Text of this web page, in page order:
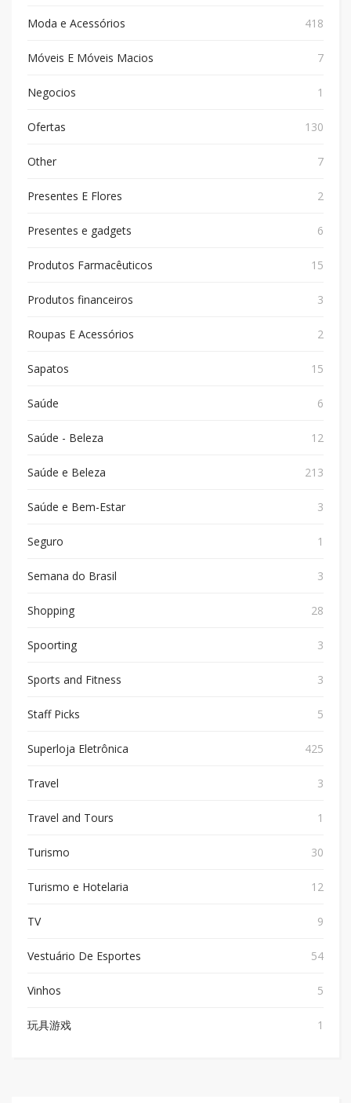
Moda e Acessórios 418
Móveis E Móveis Macios 7
Negocios 1
Ofertas 130
Other 7
Presentes E Flores 2
Presentes e gadgets 6
Produtos Farmacêuticos 15
Produtos financeiros 3
Roupas E Acessórios 2
Sapatos 15
Saúde 6
Saúde - Beleza 12
Saúde e Beleza 213
Saúde e Bem-Estar 3
Seguro 1
Semana do Brasil 3
Shopping 28
Spoorting 3
Sports and Fitness 3
Staff Picks 5
Superloja Eletrônica 425
Travel 3
Travel and Tours 1
Turismo 30
Turismo e Hotelaria 12
TV 9
Vestuário De Esportes 54
Vinhos 5
玩具游戏 1